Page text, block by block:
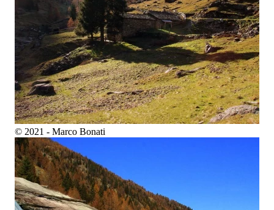
© 2021 - Marco Bonati